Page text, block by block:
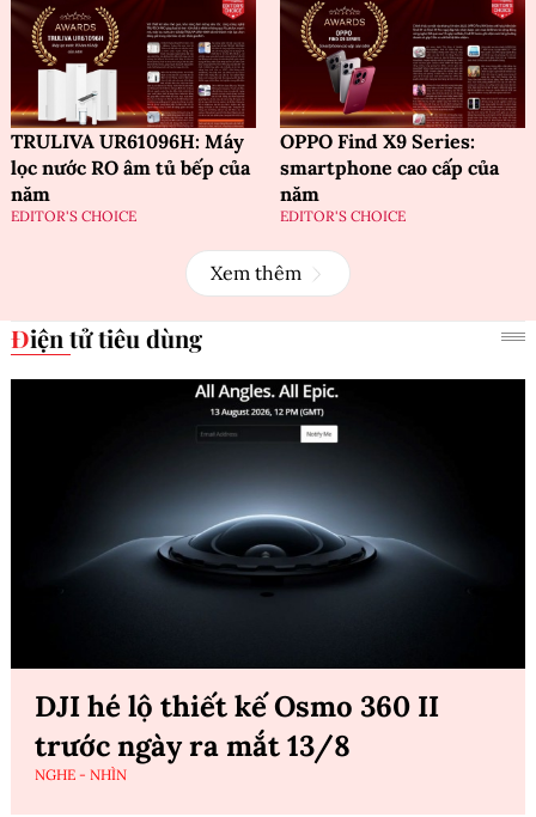
TRULIVA UR61096H: Máy
lọc nước RO âm tủ bếp của
năm
EDITOR'S CHOICE
OPPO Find X9 Series:
smartphone cao cấp của
năm
EDITOR'S CHOICE
Xem thêm
Điện tử tiêu dùng
DJI hé lộ thiết kế Osmo 360 II
trước ngày ra mắt 13/8
NGHE - NHÌN